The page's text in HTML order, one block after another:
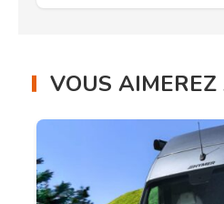
VOUS AIMEREZ